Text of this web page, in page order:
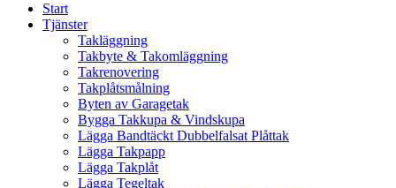
Start
Tjänster
Takläggning
Takbyte & Takomläggning
Takrenovering
Takplåtsmålning
Byten av Garagetak
Bygga Takkupa & Vindskupa
Lägga Bandtäckt Dubbelfalsat Plåttak
Lägga Takpapp
Lägga Takplåt
Lägga Tegeltak